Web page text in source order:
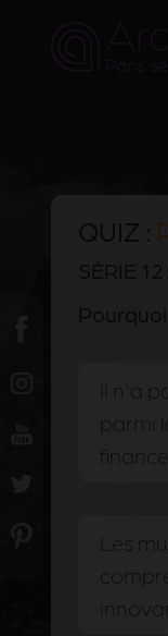
Il n'a
parmi
Les